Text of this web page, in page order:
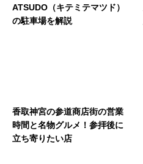
ATSUDO（キテミテマツド）
の駐車場を解説
香取神宮の参道商店街の営業
時間と名物グルメ！参拝後に
立ち寄りたい店